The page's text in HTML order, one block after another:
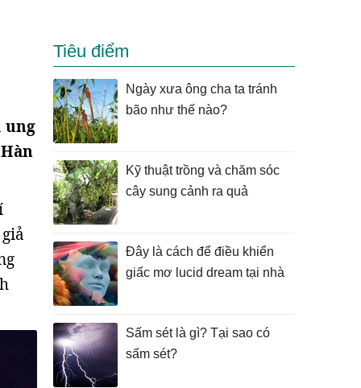
ung
Tiêu điểm
Ngày xưa ông cha ta tránh
bão như thế nào?
Kỹ thuật trồng và chăm sóc
cây sung cảnh ra quả
Đây là cách để điều khiển
giấc mơ lucid dream tại nhà
Sấm sét là gì? Tại sao có
sấm sét?